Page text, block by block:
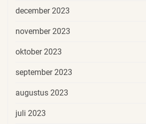
december 2023
november 2023
oktober 2023
september 2023
augustus 2023
juli 2023